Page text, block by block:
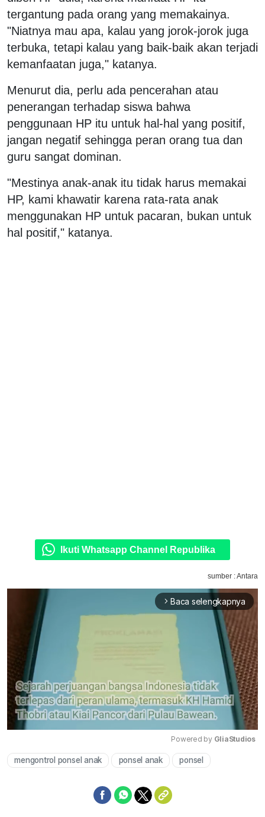
tergantung pada orang yang memakainya.
"Niatnya mau apa, kalau yang jorok-jorok juga
terbuka, tetapi kalau yang baik-baik akan terjadi
kemanfaatan juga," katanya.
Menurut dia, perlu ada pencerahan atau
penerangan terhadap siswa bahwa
penggunaan HP itu untuk hal-hal yang positif,
jangan negatif sehingga peran orang tua dan
guru sangat dominan.
"Mestinya anak-anak itu tidak harus memakai
HP, kami khawatir karena rata-rata anak
menggunakan HP untuk pacaran, bukan untuk
hal positif," katanya.
Ikuti Whatsapp Channel Republika
sumber : Antara
arrow_forward_ios Baca selengkapnya
Powered by GliaStudios
mengontrol ponsel anak ponsel anak ponsel